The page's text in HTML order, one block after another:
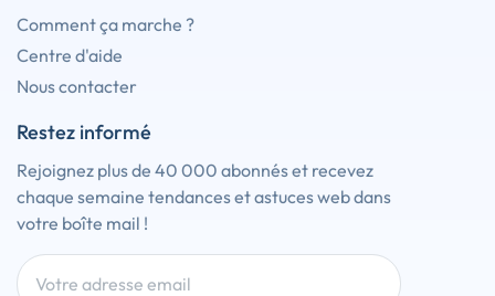
Comment ça marche ?
Centre d'aide
Nous contacter
Restez informé
Rejoignez plus de 40 000 abonnés et recevez
chaque semaine tendances et astuces web dans
votre boîte mail !